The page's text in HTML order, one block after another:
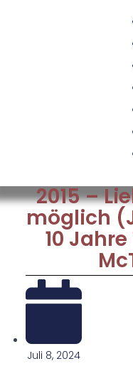
2015 –
möglich
10
Juli 8, 2024